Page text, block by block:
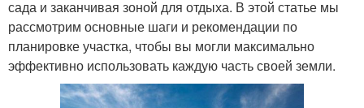
сада и заканчивая зоной для отдыха. В этой статье мы
рассмотрим основные шаги и рекомендации по
планировке участка, чтобы вы могли максимально
эффективно использовать каждую часть своей земли.